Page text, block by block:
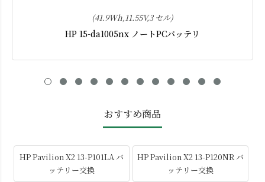
(41.9Wh,11.55V,3 セル)
HP 15-da1005nx ノートPCバッテリ
おすすめ商品
HP Pavilion X2 13-P101LA バ
ッテリー交換
HP Pavilion X2 13-P120NR バ
ッテリー交換